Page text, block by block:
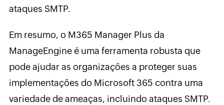
ataques SMTP.
Em resumo, o M365 Manager Plus da
ManageEngine é uma ferramenta robusta que
pode ajudar as organizações a proteger suas
implementações do Microsoft 365 contra uma
variedade de ameaças, incluindo ataques SMTP.